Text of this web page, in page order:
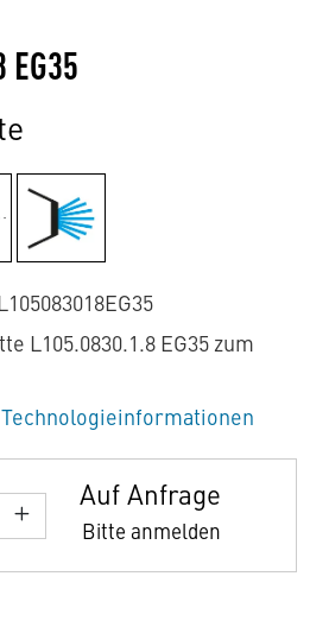
EG35
L105.0830.1.8 EG35 zum
Technologieinformationen
Auf Anfrage
Bitte anmelden